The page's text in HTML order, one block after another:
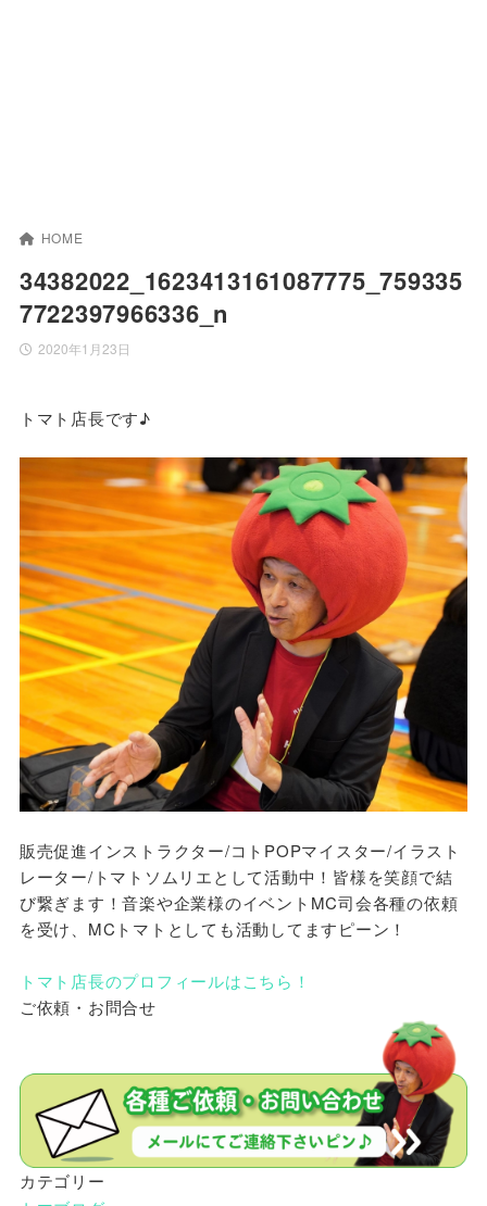
HOME
34382022_1623413161087775_759335
7722397966336_n
2020年1月23日
トマト店長です♪
販売促進インストラクター/コトPOPマイスター/イラスト
レーター/トマトソムリエとして活動中！皆様を笑顔で結
び繋ぎます！音楽や企業様のイベントMC司会各種の依頼
を受け、MCトマトとしても活動してますピーン！
トマト店長のプロフィールはこちら！
ご依頼・お問合せ
カテゴリー